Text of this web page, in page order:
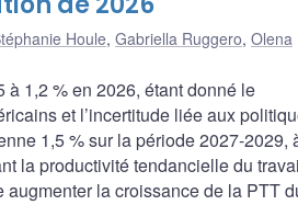
Houle, Gabriella Ruggero, Olena
1,2 % en 2026, étant donné le
et l’incertitude liée aux
1,5 % sur la période 2027-2029,
la productivité tendancielle du
augmenter la croissance de la PTT